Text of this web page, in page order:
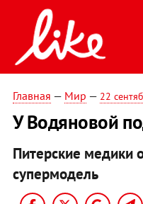
Главная — Мир — 22
У Водяновой
Питерские медики
супермодель